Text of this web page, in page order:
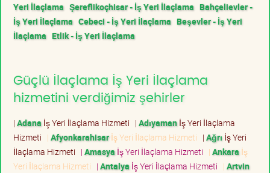
Yeri İlaçlama Şereflikoçhisar - İş Yeri İlaçlama Bahçelievler -
İş Yeri İlaçlama Cebeci - İş Yeri İlaçlama Beşevler - İş Yeri
İlaçlama Etlik - İş Yeri İlaçlama
Güçlü İlaçlama İş Yeri İlaçlama
hizmetini verdiğimiz şehirler
| Adana İş Yeri İlaçlama Hizmeti | Adıyamanİş Yeri İlaçlama
Hizmeti | Afyonkarahisarİş Yeri İlaçlama Hizmeti | Ağrı İş Yeri
İlaçlama Hizmeti | Amasya İş Yeri İlaçlama Hizmeti | Ankara İş
Yeri İlaçlama Hizmeti | Antalya İş Yeri İlaçlama Hizmeti | Artvin